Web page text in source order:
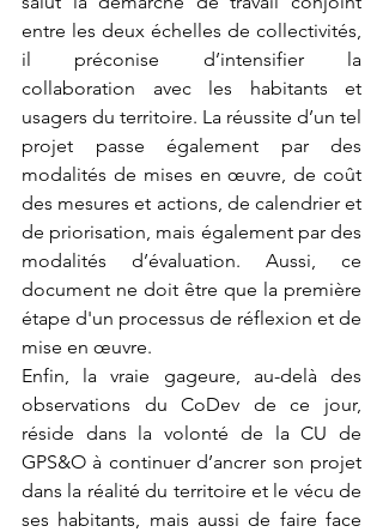
entre les deux échelles de collectivités,
il préconise d’intensifier la
collaboration avec les habitants et
usagers du territoire. La réussite d’un tel
projet passe également par des
modalités de mises en œuvre, de coût
des mesures et actions, de calendrier et
de priorisation, mais également par des
modalités d’évaluation. Aussi, ce
document ne doit être que la première
étape d'un processus de réflexion et de
mise en œuvre.
Enfin, la vraie gageure, au-delà des
observations du CoDev de ce jour,
réside dans la volonté de la CU de
GPS&O à continuer d’ancrer son projet
dans la réalité du territoire et le vécu de
ses habitants, mais aussi de faire face